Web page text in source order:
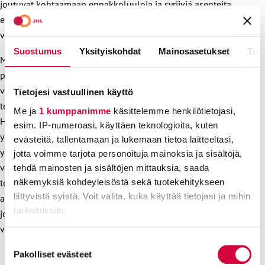
Suostumus Yksityiskohdat Mainosasetukset
Tietojesi vastuullinen käyttö
Me ja 1 kumppanimme käsittelemme henkilötietojasi,
esim. IP-numeroasi, käyttäen teknologioita, kuten
evästeitä, tallentamaan ja lukemaan tietoa laitteeltasi,
jotta voimme tarjota personoituja mainoksia ja sisältöjä,
tehdä mainosten ja sisältöjen mittauksia, saada
näkemyksiä kohdeyleisöstä sekä tuotekehitykseen
liittyvistä syistä. Voit valita, kuka käyttää tietojasi ja mihin
tarkoituksiin.
voit määrittää asetuksesi
. Voit muuttaa
valinta
Pakolliset evästeet
joutuvat kohtaamaan ennakkoluuloja ja syrjiviä asenteita
esimerkiksi sosiaali- ja terveydenhuollossa,
vanhuspalveluissa ja vammaispalveluissa. Näin ei saa olla.
Miten huomioidaan samaa sukupuolta oleva pariskunta
palveluasumisessa, entä miten sateenkaariperhe otetaan
vastaan varhaiskasvatuksessa? Nämä ovat esimerkkejä
teemoista, joita on tarpeen arvioida ja suunnitella etukäteen.
Huolelliset tilannearviot, henkilöstön kouluttaminen,
yhdessä asiakkaiden kanssa tehdyt suunnitelmat
yhdenvertaisuuden toteuttamiseksi ja johdon yksiselitteinen
viesti syrjimättömyyden merkityksestä luovat
toimintakulttuuria, joka on myös sateenkaari-ihmisille
arvostava ja turvallinen. Näin Pride-kuukauden viesti
jokaisen ihmisarvosta ja yhdenvertaisuudesta kantaa läpi
vuoden.